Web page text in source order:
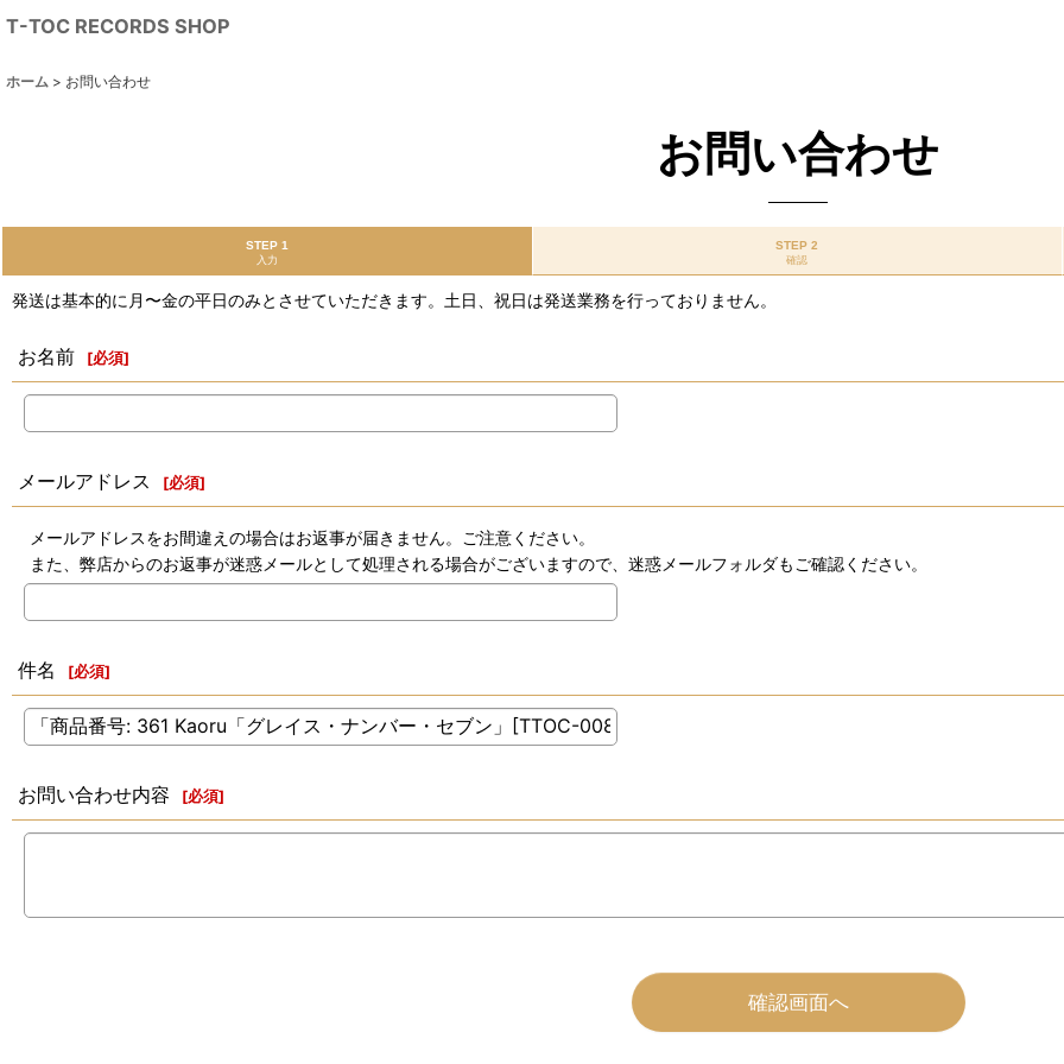
T-TOC RECORDS SHOP
ホーム > お問い合わせ
お問い合わせ
STEP 1
入力
STEP 2
確認
発送は基本的に月〜金の平日のみとさせていただきます。土日、祝日は発送業務を行っておりません。
お名前 [必須]
メールアドレス [必須]
メールアドレスをお間違えの場合はお返事が届きません。ご注意ください。
また、弊店からのお返事が迷惑メールとして処理される場合がございますので、迷惑メールフォルダもご確認ください。
件名 [必須]
お問い合わせ内容 [必須]
確認画面へ